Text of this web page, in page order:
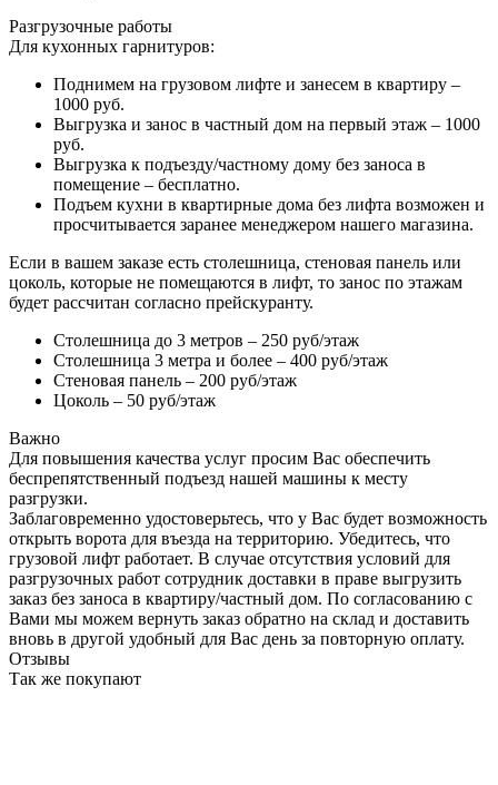
Разгрузочные работы
Для кухонных гарнитуров:
Поднимем на грузовом лифте и занесем в квартиру –
1000 руб.
Выгрузка и занос в частный дом на первый этаж – 1000
руб.
Выгрузка к подъезду/частному дому без заноса в
помещение – бесплатно.
Подъем кухни в квартирные дома без лифта возможен и
просчитывается заранее менеджером нашего магазина.
Если в вашем заказе есть столешница, стеновая панель или
цоколь, которые не помещаются в лифт, то занос по этажам
будет рассчитан согласно прейскуранту.
Столешница до 3 метров – 250 руб/этаж
Столешница 3 метра и более – 400 руб/этаж
Стеновая панель – 200 руб/этаж
Цоколь – 50 руб/этаж
Важно
Для повышения качества услуг просим Вас обеспечить
беспрепятственный подъезд нашей машины к месту
разгрузки.
Заблаговременно удостоверьтесь, что у Вас будет возможность
открыть ворота для въезда на территорию. Убедитесь, что
грузовой лифт работает. В случае отсутствия условий для
разгрузочных работ сотрудник доставки в праве выгрузить
заказ без заноса в квартиру/частный дом. По согласованию с
Вами мы можем вернуть заказ обратно на склад и доставить
вновь в другой удобный для Вас день за повторную оплату.
Отзывы
Так же покупают